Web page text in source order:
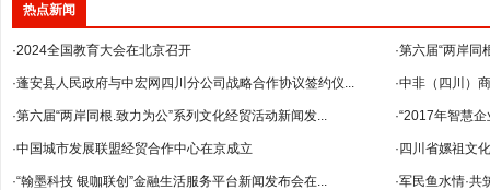
热点新闻
·2024全国教育大会在北京召开 ·第六届“两岸
·蓬安县人民政府与中宏网四川分公司战略合作协议签约仪... ·中非（四川）
--暨2018年...
·第六届“两岸同根.致力为公”系列文化经贸活动新闻发... ·“2017年智慧
·中国城市发展联盟经贸合作中心在京成立 ·四川省嫘祖文
·“翰墨科技 银咖联创”金融生活服务平台新闻发布会在... ·军民鱼水情·共